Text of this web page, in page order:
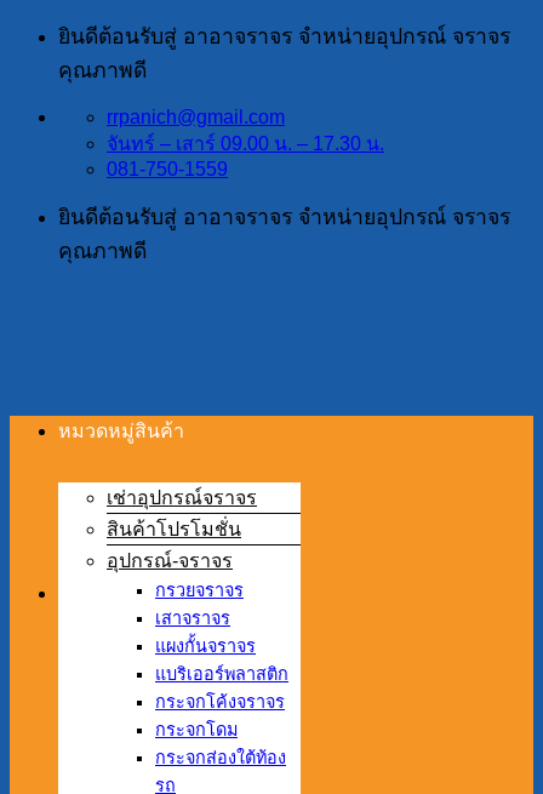
ข้าม
เนื้อหา
ยินดีต้อนรับสู่ อาอาจราจร จำหน่ายอุปกรณ์ จราจร
คุณภาพดี
rrpanich@gmail.com
จันทร์ – เสาร์ 09.00 น. – 17.30 น.
081-750-1559
ยินดีต้อนรับสู่ อาอาจราจร จำหน่ายอุปกรณ์ จราจร
คุณภาพดี
หมวดหมู่สินค้า
เช่าอุปกรณ์จราจร
สินค้าโปรโมชั่น
อุปกรณ์-จราจร
กรวยจราจร
เสาจราจร
แผงกั้นจราจร
แบริเออร์พลาสติก
กระจกโค้งจราจร
กระจกโดม
กระจกส่องใต้ท้อง
รถ